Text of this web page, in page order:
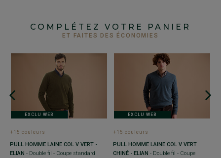
COMPLÉTEZ VOTRE PANIER
ET FAITES DES ÉCONOMIES
EXCLU WEB
+15 couleurs
PULL HOMME LAINE COL V VERT -
ELIAN - Double fil - Coupe standard
EXCLU WEB
+15 couleurs
PULL HOMME LAINE COL V VERT
CHINÉ - ELIAN - Double fil - Coupe